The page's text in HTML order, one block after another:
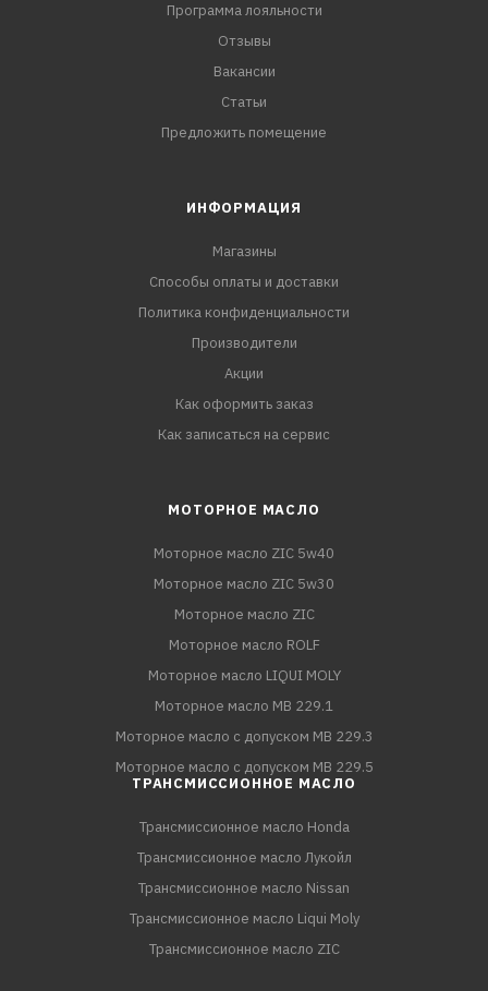
Программа лояльности
Отзывы
Вакансии
Статьи
Предложить помещение
ИНФОРМАЦИЯ
Магазины
Способы оплаты и доставки
Политика конфиденциальности
Производители
Акции
Как оформить заказ
Как записаться на сервис
МОТОРНОЕ МАСЛО
Моторное масло ZIC 5w40
Моторное масло ZIC 5w30
Моторное масло ZIC
Моторное масло ROLF
Моторное масло LIQUI MOLY
Моторное масло MB 229.1
Моторное масло с допуском MB 229.3
Моторное масло с допуском MB 229.5
ТРАНСМИССИОННОЕ МАСЛО
Трансмиссионное масло Honda
Трансмиссионное масло Лукойл
Трансмиссионное масло Nissan
Трансмиссионное масло Liqui Moly
Трансмиссионное масло ZIC